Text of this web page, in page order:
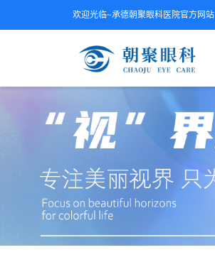
欢迎光临~承德朝聚眼科医院官方网站